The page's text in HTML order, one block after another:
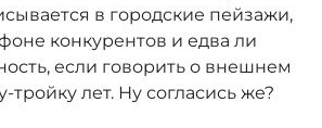
в городские пейзажи,
конкурентов и едва ли
если говорить о внешнем
тройку лет. Ну согласись же?